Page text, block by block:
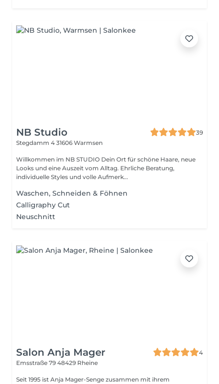
NB Studio
39
Stegdamm 4 31606 Warmsen
Willkommen im NB STUDIO Dein Ort für schöne Haare, neue
Looks und eine Auszeit vom Alltag. Ehrliche Beratung,
individuelle Styles und volle Aufmerk...
Waschen, Schneiden & Föhnen
Calligraphy Cut
Neuschnitt
Salon Anja Mager
4
Emsstraße 79 48429 Rheine
Seit 1995 ist Anja Mager-Senge zusammen mit ihrem